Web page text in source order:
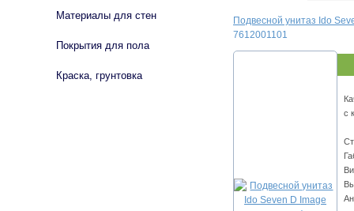
Подвесной унитаз Ido
7612001101
с
Материалы для стен
Покрытия для пола
Краска, грунтовка